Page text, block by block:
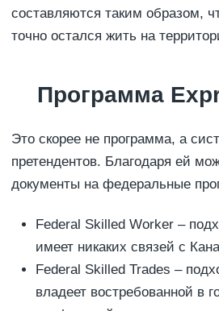
составляются таким образом,
точно остался жить на
Программа
Это скорее не программа, а
претендентов. Благодаря ей
документы на федеральные
Federal Skilled Worker –
имеет никаких связей с
Federal Skilled Trades –
владеет востребованной в